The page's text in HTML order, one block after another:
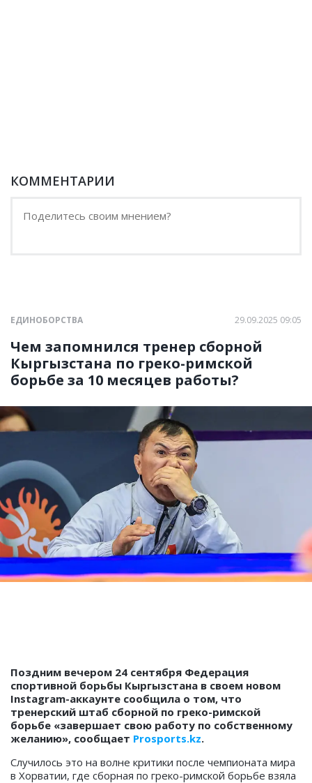
КОММЕНТАРИИ
ЕДИНОБОРСТВА 29.09.2025 09:05
Чем запомнился тренер сборной
Кыргызстана по греко-римской
борьбе за 10 месяцев работы?
Поздним вечером 24 сентября Федерация
спортивной борьбы Кыргызстана в своем новом
Instagram-аккаунте сообщила о том, что
тренерский штаб сборной по греко-римской
борьбе «завершает свою работу по собственному
желанию», сообщает Prosports.kz.
Случилось это на волне критики после чемпионата мира
в Хорватии, где сборная по греко-римской борьбе взяла